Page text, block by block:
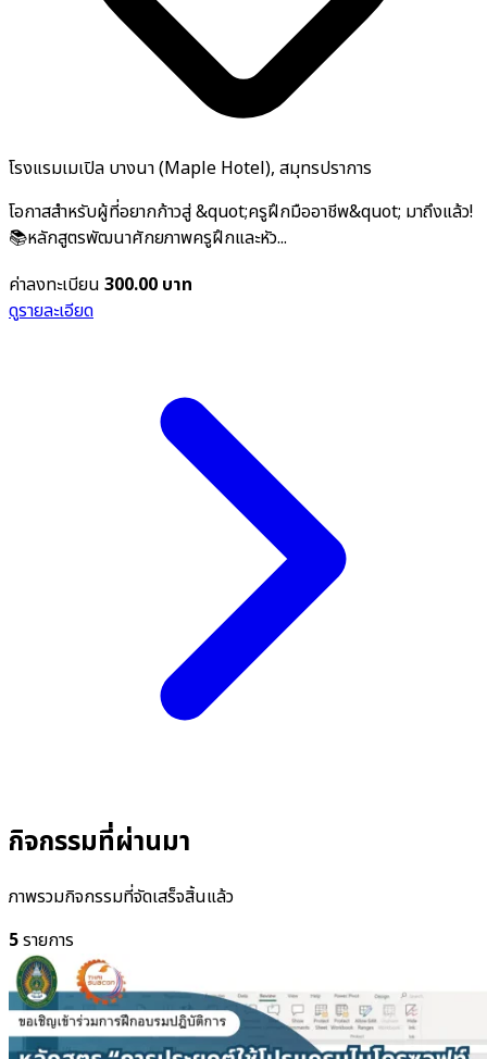
โรงแรมเมเปิล บางนา (Maple Hotel), สมุทรปราการ
โอกาสสำหรับผู้ที่อยากก้าวสู่ &quot;ครูฝึกมืออาชีพ&quot; มาถึงแล้ว!
📚หลักสูตรพัฒนาศักยภาพครูฝึกและหัว...
ค่าลงทะเบียน 300.00 บาท
ดูรายละเอียด
กิจกรรมที่ผ่านมา
ภาพรวมกิจกรรมที่จัดเสร็จสิ้นแล้ว
5รายการ